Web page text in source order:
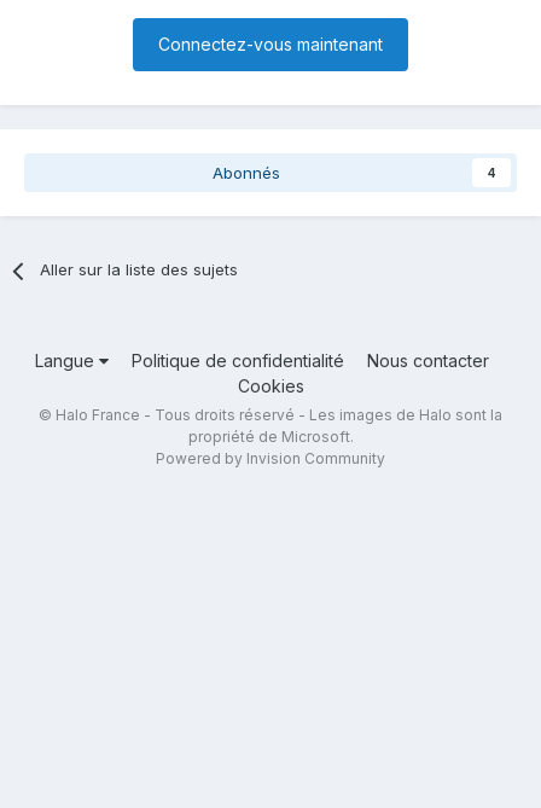
Connectez-vous maintenant
Abonnés 4
Aller sur la liste des sujets
Langue Politique de confidentialité
Nous contacter
Cookies
© Halo France - Tous droits réservé - Les images de Halo sont la
propriété de Microsoft.
Powered by Invision Community